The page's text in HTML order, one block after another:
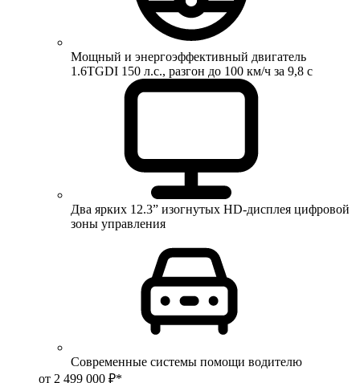
Мощный и энергоэффективный двигатель
1.6TGDI 150 л.с., разгон до 100 км/ч за 9,8 с
Два ярких 12.3” изогнутых HD-дисплея цифровой
зоны управления
Современные системы помощи водителю
от 2 499 000 ₽*